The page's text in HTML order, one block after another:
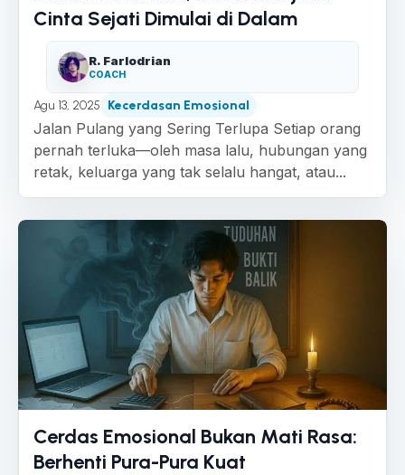
Cinta Sejati Dimulai di Dalam
R. Farlodrian
COACH
Agu 13, 2025 Kecerdasan Emosional
Jalan Pulang yang Sering Terlupa Setiap orang
pernah terluka—oleh masa lalu, hubungan yang
retak, keluarga yang tak selalu hangat, atau...
Cerdas Emosional Bukan Mati Rasa:
Berhenti Pura-Pura Kuat